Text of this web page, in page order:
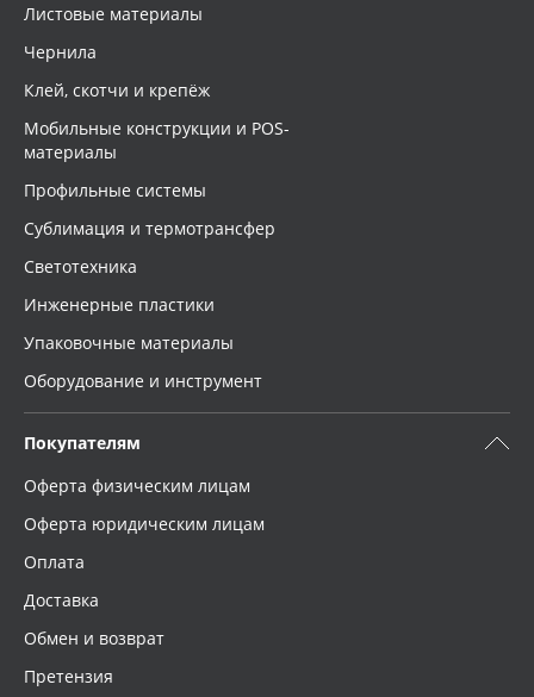
Листовые материалы
Чернила
Клей, скотчи и крепёж
Мобильные конструкции и POS-
материалы
Профильные системы
Сублимация и термотрансфер
Светотехника
Инженерные пластики
Упаковочные материалы
Оборудование и инструмент
Покупателям
Оферта физическим лицам
Оферта юридическим лицам
Оплата
Доставка
Обмен и возврат
Претензия